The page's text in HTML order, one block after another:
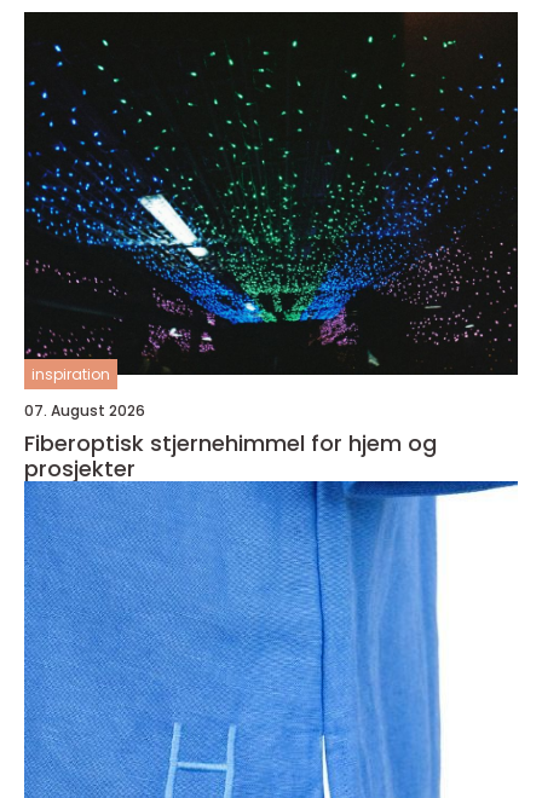
inspiration
07. August 2026
Fiberoptisk stjernehimmel for hjem og
prosjekter